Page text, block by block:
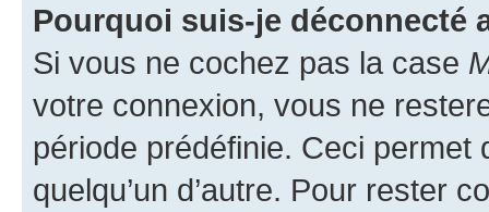
Pourquoi suis-je déconnecté
Si vous ne cochez pas la case
votre connexion, vous ne
période prédéfinie. Ceci permet
quelqu’un d’autre. Pour rester